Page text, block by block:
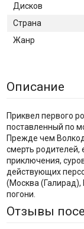
Дисков
Страна
Жанр
Описание
Приквел первого
поставленный по
Прежде чем
смерть
приключения,
действующих
(Москва (Галирад),
погони.
Отзывы